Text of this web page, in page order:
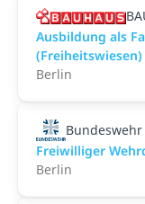
Ausbildung als
(Freiheitswiesen)
Berlin
Bundeswehr
Freiwilliger
Berlin